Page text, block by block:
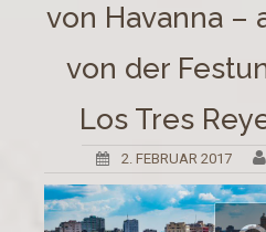
von Havanna –
von der
Los Tres
2. FEBRUAR 2017